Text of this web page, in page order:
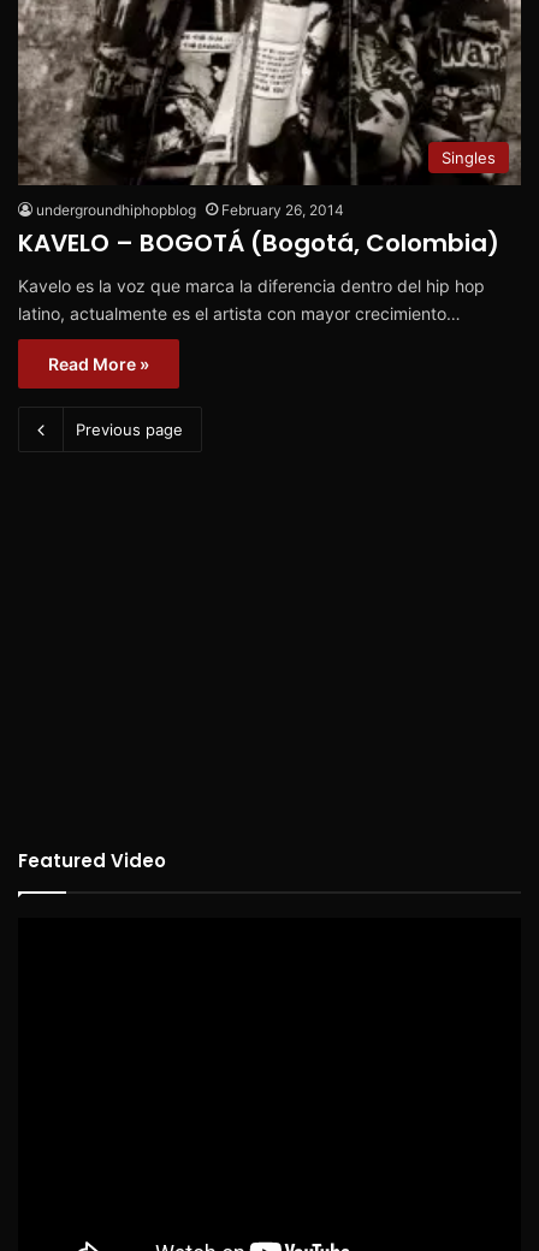
Singles
undergroundhiphopblog February 26, 2014
KAVELO – BOGOTÁ (Bogotá, Colombia)
Kavelo es la voz que marca la diferencia dentro del hip hop
latino, actualmente es el artista con mayor crecimiento…
Read More »
Previous page
Featured Video